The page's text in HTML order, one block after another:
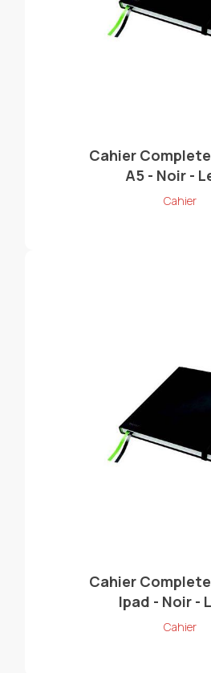
Cahier
A5 - Noir -
Cahier
Cahier
Ipad - Noir -
Cahier